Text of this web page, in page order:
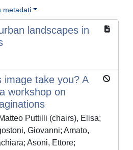
metadati
landscapes in
image take you? A
workshop on
Puttilli (chairs), Elisa;
Giovanni; Amato,
Asoni, Ettore;